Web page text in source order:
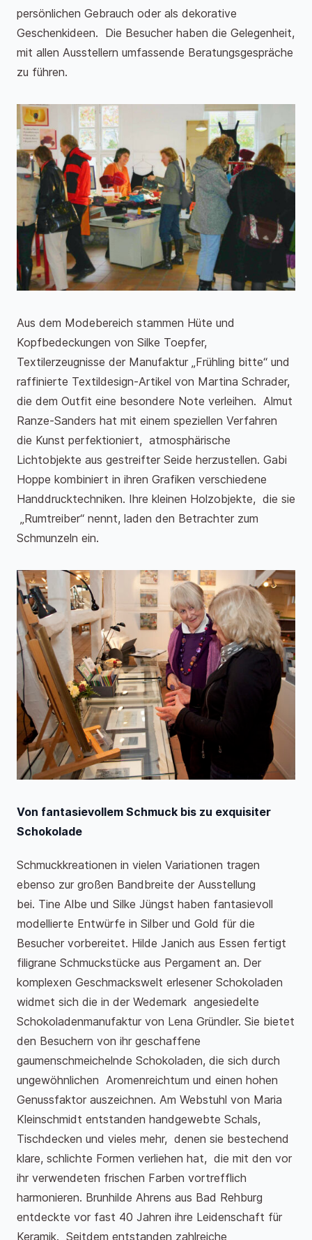
persönlichen Gebrauch oder als dekorative
Geschenkideen. Die Besucher haben die Gelegenheit,
mit allen Ausstellern umfassende Beratungsgespräche
zu führen.
Aus dem Modebereich stammen Hüte und
Kopfbedeckungen von Silke Toepfer,
Textilerzeugnisse der Manufaktur „Frühling bitte“ und
raffinierte Textildesign-Artikel von Martina Schrader,
die dem Outfit eine besondere Note verleihen. Almut
Ranze-Sanders hat mit einem speziellen Verfahren
die Kunst perfektioniert, atmosphärische
Lichtobjekte aus gestreifter Seide herzustellen. Gabi
Hoppe kombiniert in ihren Grafiken verschiedene
Handdrucktechniken. Ihre kleinen Holzobjekte, die sie
„Rumtreiber“ nennt, laden den Betrachter zum
Schmunzeln ein.
Von fantasievollem Schmuck bis zu exquisiter
Schokolade
Schmuckkreationen in vielen Variationen tragen
ebenso zur großen Bandbreite der Ausstellung
bei. Tine Albe und Silke Jüngst haben fantasievoll
modellierte Entwürfe in Silber und Gold für die
Besucher vorbereitet. Hilde Janich aus Essen fertigt
filigrane Schmuckstücke aus Pergament an. Der
komplexen Geschmackswelt erlesener Schokoladen
widmet sich die in der Wedemark angesiedelte
Schokoladenmanufaktur von Lena Gründler. Sie bietet
den Besuchern von ihr geschaffene
gaumenschmeichelnde Schokoladen, die sich durch
ungewöhnlichen Aromenreichtum und einen hohen
Genussfaktor auszeichnen. Am Webstuhl von Maria
Kleinschmidt entstanden handgewebte Schals,
Tischdecken und vieles mehr, denen sie bestechend
klare, schlichte Formen verliehen hat, die mit den vor
ihr verwendeten frischen Farben vortrefflich
harmonieren. Brunhilde Ahrens aus Bad Rehburg
entdeckte vor fast 40 Jahren ihre Leidenschaft für
Keramik. Seitdem entstanden zahlreiche